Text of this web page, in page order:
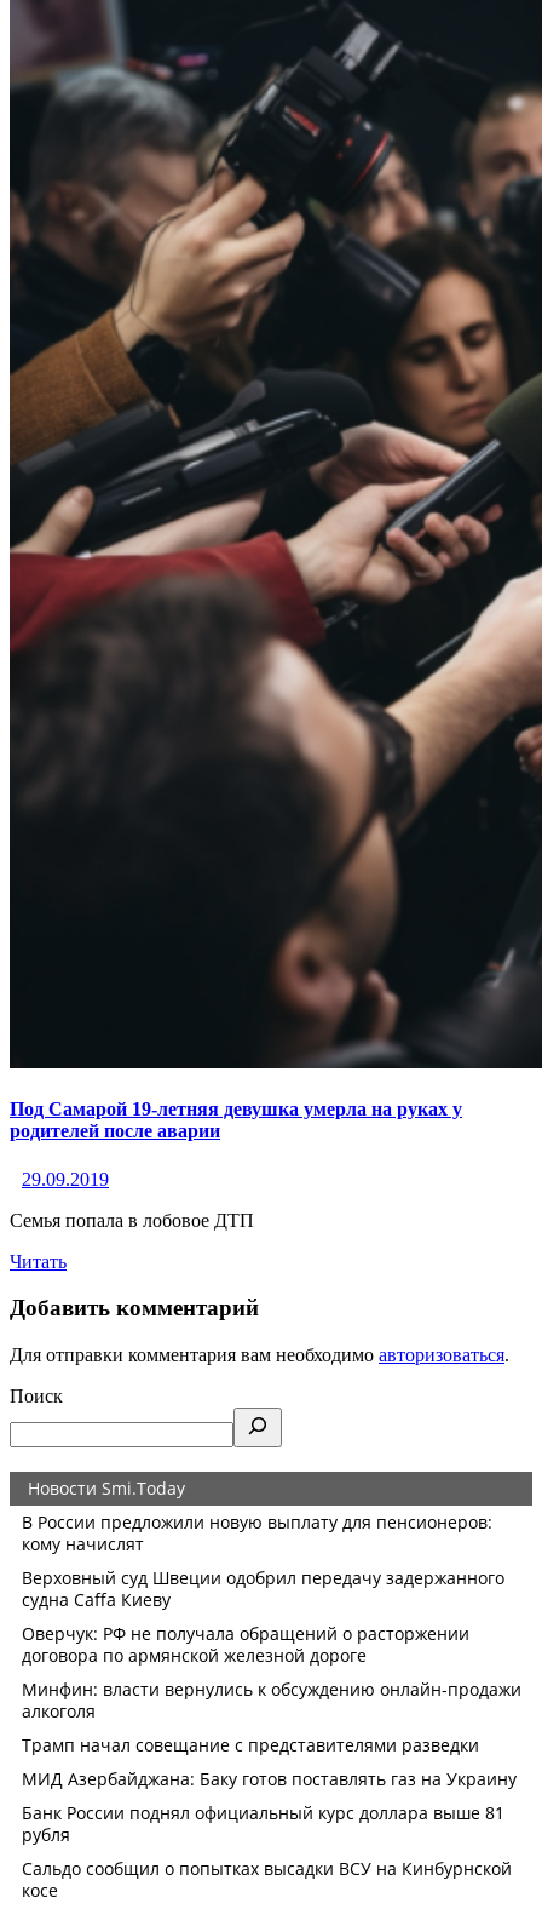
Под Самарой 19-летняя девушка умерла на руках у
родителей после аварии
29.09.2019
Семья попала в лобовое ДТП
Читать
Добавить комментарий
Для отправки комментария вам необходимо авторизоваться.
Поиск